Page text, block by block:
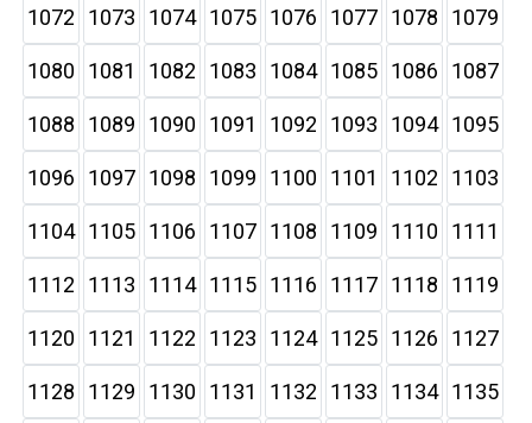
1072 1073 1074 1075 1076 1077 1078 1079
1080 1081 1082 1083 1084 1085 1086 1087
1088 1089 1090 1091 1092 1093 1094 1095
1096 1097 1098 1099 1100 1101 1102 1103
1104 1105 1106 1107 1108 1109 1110 1111
1112 1113 1114 1115 1116 1117 1118 1119
1120 1121 1122 1123 1124 1125 1126 1127
1128 1129 1130 1131 1132 1133 1134 1135